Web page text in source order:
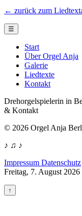
← zurück zum
☰
Start
Über Orgel Anja
Galerie
Liedtexte
Kontakt
Drehorgelspielerin in
& Kontakt
© 2026 Orgel Anja
♪ ♫ ♪
Impressum Datenschutz
Freitag, 7. August 2026
↑